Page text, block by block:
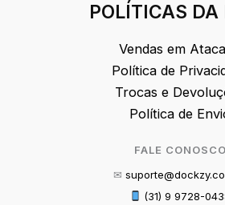
POLÍTICAS DA
Vendas em
Política de
Trocas e
Política de
FALE CONOSCO
✉
(31) 9 9728-